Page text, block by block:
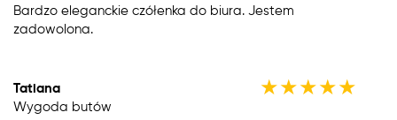
Bardzo eleganckie czółenka do biura. Jestem
zadowolona.
Tatiana ★★★★★
Wygoda butów